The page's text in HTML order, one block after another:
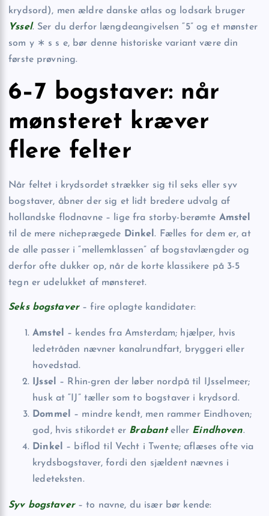
krydsord), men ældre danske atlas og lodsark bruger
Yssel. Ser du derfor længdeangivelsen “5” og et mønster
som y ∗ s s e, bør denne historiske variant være din
første prøvning.
6–7 bogstaver: når
mønsteret kræver
flere felter
Når feltet i krydsordet strækker sig til seks eller syv
bogstaver, åbner der sig et lidt bredere udvalg af
hollandske flodnavne – lige fra storby-berømte Amstel
til de mere nicheprægede
Dinkel. Fælles for dem er, at
de alle passer i “mellemklassen” af bogstavlængder og
derfor ofte dukker op, når de korte klassikere på 3-5
tegn er udelukket af mønsteret.
Seks bogstaver– fire oplagte kandidater:
Amstel
– kendes fra Amsterdam; hjælper, hvis
ledetråden nævner kanalrundfart, bryggeri eller
hovedstad.
IJssel
– Rhin-gren der løber nordpå til IJsselmeer;
husk at “IJ” tæller som to bogstaver i krydsord.
Dommel
– mindre kendt, men rammer Eindhoven;
god, hvis stikordet er Brabanteller Eindhoven.
Dinkel
– biflod til Vecht i Twente; aflæses ofte via
krydsbogstaver, fordi den sjældent nævnes i
ledeteksten.
Syv bogstaver– to navne, du især bør kende: